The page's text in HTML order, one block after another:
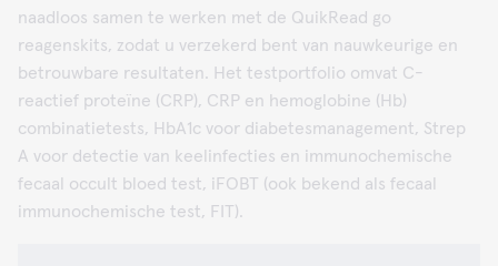
naadloos samen te werken met de QuikRead go
reagenskits, zodat u verzekerd bent van nauwkeurige en
betrouwbare resultaten. Het testportfolio omvat C-
reactief proteïne (CRP), CRP en hemoglobine (Hb)
combinatietests, HbA1c voor diabetesmanagement, Strep
A voor detectie van keelinfecties en immunochemische
fecaal occult bloed test, iFOBT (ook bekend als fecaal
immunochemische test, FIT).